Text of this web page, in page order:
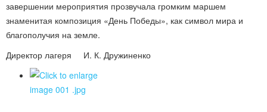
завершении мероприятия прозвучала громким маршем
знаменитая композиция «День Победы», как символ мира и
благополучия на земле.
Директор лагеря И. К. Дружиненко